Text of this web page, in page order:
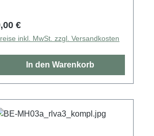
Preis:
€
inkl. MwSt. zzgl. Versandkosten
In den Warenkorb